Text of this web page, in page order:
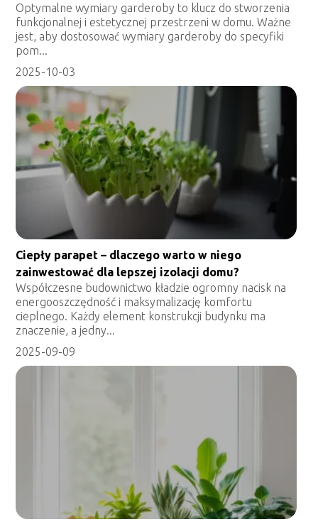
Optymalne wymiary garderoby to klucz do stworzenia
funkcjonalnej i estetycznej przestrzeni w domu. Ważne
jest, aby dostosować wymiary garderoby do specyfiki
pom...
2025-10-03
Ciepły parapet – dlaczego warto w niego
zainwestować dla lepszej izolacji domu?
Współczesne budownictwo kładzie ogromny nacisk na
energooszczędność i maksymalizację komfortu
cieplnego. Każdy element konstrukcji budynku ma
znaczenie, a jedny...
2025-09-09